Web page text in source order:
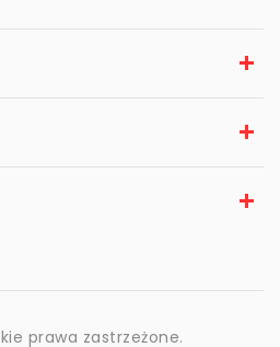
prawa zastrzeżone.